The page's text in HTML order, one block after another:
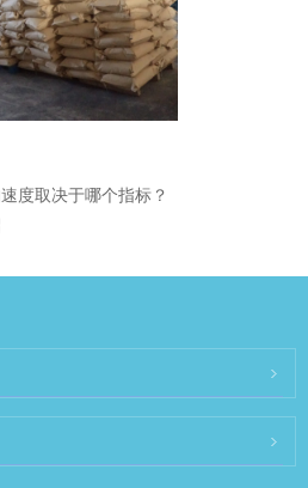
度取决于哪个指标？